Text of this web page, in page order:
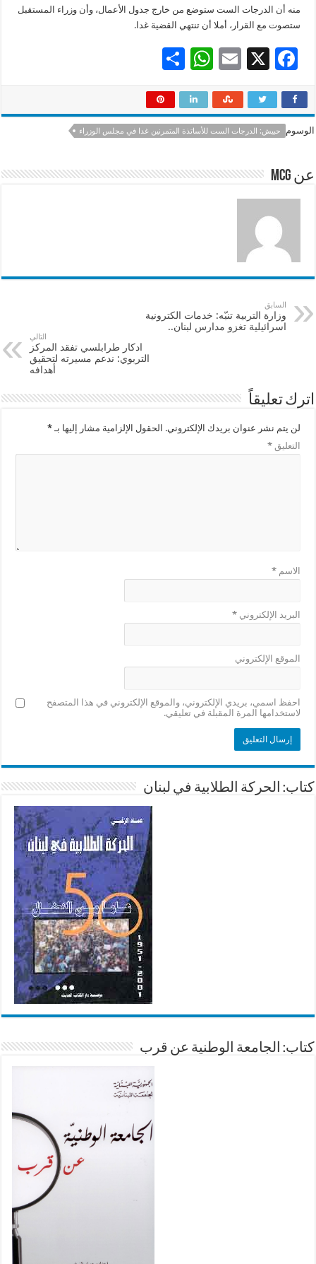
منه أن الدرجات الست ستوضع من خارج جدول الأعمال، وأن وزراء المستقبل
ستصوت مع القرار، أملا أن تنتهي القضية غدا.
F
e
b
o
k
X
E
ai
l
W
at
sA
p
ar
e
الوسوم حبيش: الدرجات الست للأساتذة المتمرنين غدا في مجلس الوزراء
عن mcg
السابق
وزارة التربية تنبّه: خدمات الكترونية
اسرائيلية تغزو مدارس لبنان..
التالي
ادكار طرابلسي تفقد المركز
التربوي: ندعم مسيرته لتحقيق
أهدافه
اترك تعليقاً
لن يتم نشر عنوان بريدك الإلكتروني. الحقول الإلزامية مشار إليها بـ*
التعليق*
الاسم*
البريد الإلكتروني*
الموقع الإلكتروني
احفظ اسمي، بريدي الإلكتروني، والموقع الإلكتروني في هذا المتصفح
لاستخدامها المرة المقبلة في تعليقي.
كتاب: الحركة الطلابية في لبنان
كتاب: الجامعة الوطنية عن قرب